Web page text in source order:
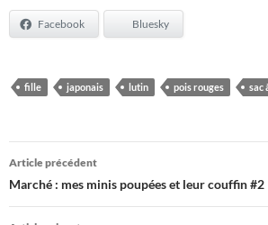
Facebook Bluesky
fille japonais lutin pois rouges sac
Navigation
des
articles
Article précédent
Marché : mes minis poupées et leur couffin #2